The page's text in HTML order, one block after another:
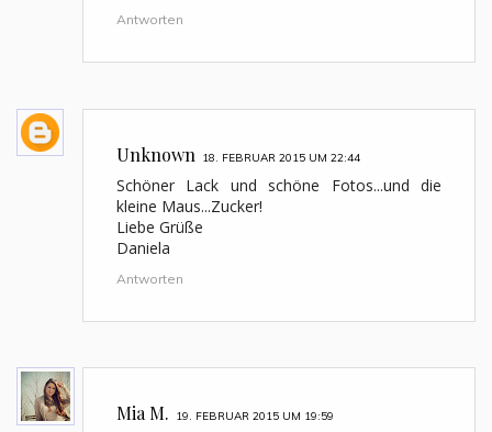
Antworten
Unknown 18. FEBRUAR 2015 UM 22:44
Schöner Lack und schöne Fotos...und die
kleine Maus...Zucker!
Liebe Grüße
Daniela
Antworten
Mia M. 19. FEBRUAR 2015 UM 19:59